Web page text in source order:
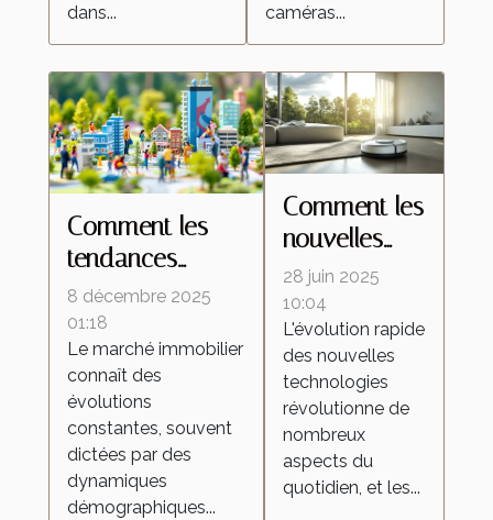
dans...
caméras...
Comment les
tendances
démographiques
influencent-elles
le marché
immobilier ?
8 décembre 2025
01:18
Le marché immobilier
connaît des
évolutions
constantes, souvent
dictées par des
dynamiques
démographiques...
Comment les
nouvelles
technologies
transforment-
elles les
aspirateurs
autonomes ?
28 juin 2025
10:04
L'évolution rapide
des nouvelles
technologies
révolutionne de
nombreux
aspects du
quotidien, et les...